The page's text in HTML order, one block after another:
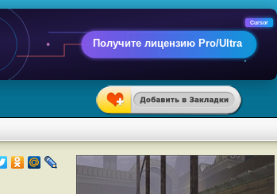
Получите лицензию Pro/Ultra
Cursor